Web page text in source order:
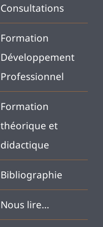
Consultations
Formation
Développement
Professionnel
Formation
théorique et
didactique
Bibliographie
Nous lire…